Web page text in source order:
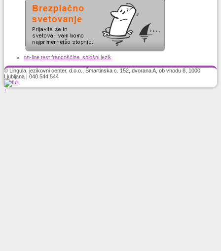
on-line test francoščine, splošni jezik
© Lingula, jezikovni center, d.o.o., Šmartinska c. 152, dvorana A, ob vhodu 8, 1000
Ljubljana | 040 544 544
↑